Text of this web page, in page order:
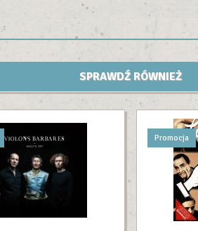
SPRAWDŹ RÓWNIEŻ
Promocja